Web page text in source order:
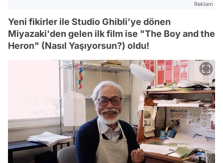
Reklam
Yeni fikirler ile Studio Ghibli’ye dönen
Miyazaki'den gelen ilk film ise "The Boy and the
Heron" (Nasıl Yaşıyorsun?) oldu!